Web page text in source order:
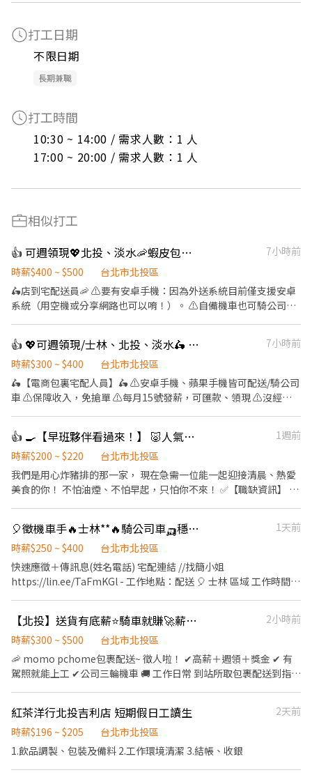
打工日期
不限日期
長期兼職
打工時間
10:30 ~ 14:00 / 需求人數：1 人
17:00 ~ 20:00 / 需求人數：1 人
相似打工
👍 可週領現💖北投、淡水🦐蝦皮包裏外送員/免經驗平均50～80K，公司車
7小時前
時薪$400 ~ $500
台北市北投區
🛵店到宅配送員🦐 ⚠️要有安卓手機：因為外送系統目前僅支援安卓
系統（用空機或分享網路也可以唷！）。 ⚠️自備機車也可騎公司電
👉👉👉至門市自行取貨配送，沒有傳統宅配人事問題 📌 工作內
容： ↪︎ 騎機車(自備或公司車)將包裏從門市配送至買家地點(範圍
3km內) 在我們這裡的夥伴收入大概長這樣： 🛵 隨便送送（熟悉路
線中）：$40,000 ~ $60,000 元 / 月 🛵 乖乖聽話送（穩定出勤）：
✅ 領薪彈性：每月15號準時發薪（可匯款/領現），亦可配合【每週
領薪】，週週有錢花！ ━━━━━━━━━━━━━━━━━ 📍
【熱門開缺地點 ── 趕快卡位】
━━━━━━━━━━━━━━━━━ 台北市、新北市各行政區皆
有缺額（文山、林口、板橋、永和、中和、新店、三重、新莊、樹
林、土城、淡水、信義、大同、萬華、松山、中山、內湖...等） 點
擊立即應徵，私訊告知小編你想送哪一區，馬上幫你保留就近站
點！ ━━━━━━━━━━━━━━━━━ ⚡ 【如何應徵？沛沛小
編在線等你】 ━━━━━━━━━━━━━━━━━ 📩 【火速卡位
應徵流程】 ➊ 點擊填寫廠商制式履歷（1分鐘完成，快速安排送
審）： 👉https://reurl.cc/V292KN 🔒 【隱私防線】個資僅供廠商審
核，敏感欄位（身分證/詳細地址）錄取前皆可先不填！ ➋加入留
言： 👉https://lin.ee/OBnhVN5 私訊留下 ⌜姓名+電話 +應徵蝦皮
外送」💥
👍 💖可週領現/士林、北投、淡水🛵 電商包裏宅配/免經驗平均50k~70k/公司車
7小時前
時薪$300 ~ $400
台北市北投區
🛵【電商包裏宅配人員】🛵 ⚠️安卓手機、蘋果手機皆可配送/騎公司
車 ⚠️保障收入，免搶單 ⚠️每月15號發薪，可匯款、領現 ⚠️沒經驗
間】 一~日 09:00~18:00 排休制 💵【薪資待遇】 平均收入約50～
70K 📍【工作地點】 士林、北投、淡水<== 任選 -------------------
-⬇️應徵方式⬇️------------------------- 📩 【火速卡位應徵流程】
➊ 點擊填寫廠商制式履歷（1分鐘完成，快速安排送審）： 👉
https://lin.ee/OBnhVN5 私訊留下 ⌜姓名+電話 +應徵電商包裏外
送」💥
👍 🍳【早班夥伴看過來！】 🐷人氣豬排店徵的就是你！時薪220
1週前
時薪$200 ~ $220
台北市北投區
我們是用心炸豬排的那一家， 現在急需一位能一起迎接清晨、熱愛
美食的你！ 不怕油煙、不怕早起，只怕你不來！ ✅【職缺資訊】 📍
製作） • 外場服務（點餐、送餐、簡單收銀） 📅 排班方式：排班
制／長期為主 💰 薪資待遇：200元起
🎈徵機車手🔥士林**🔥騎公司車🛺穩定高薪
1天前
時薪$250 ~ $400
台北市北投區
快速應徵＋傳訊息(姓名電話) 宅配連結 //找簡小姐
https://lin.ee/TaFmKGl - 工作地點：配送 🎈 士林 區域 工作時間：
量充足、收入靠自己
【北投】送貨有底薪⭐騎車就賺🚀薪水跟油門一起衝👉包裹配送
2小時前
時薪$300 ~ $500
台北市北投區
🦐 momo pchome包裹配送~ 徵人啦！ ✔高薪＋週領＋獎金 ✔ 有
駕照就能上工 ✔公司三輪機車 🚚 工作日常 到站所取包裹配送到指定
無上限 周領 / 匯款 / 街口 /現金 都 ok 🕒上班時間 08:00 – 17:00
/09:00-18:00 (依站所) 一周五天 (五天包含至少一天六或日) ↓↓區
域可選↓↓ 配送區域-上班時間-站所地點 中正區(MO)｜09:00～
紅茶洋行北投吉利店 短期假日工讀生
2天前
時薪$196 ~ $205
台北市北投區
1.飲品調製、包裝及備料 2.工作環境清潔 3.結帳、收銀